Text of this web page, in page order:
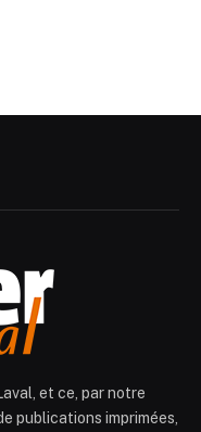
et ce, par notre
publications imprimées,